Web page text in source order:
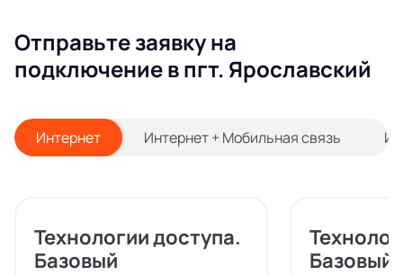
Отправьте заявку на
подключение в пгт. Ярославский
Интернет Интернет + Мобильная связь
Технологии доступа.
Базовый
Базовый